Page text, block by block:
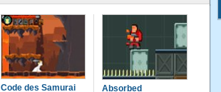
Code des Samurai Absorbed